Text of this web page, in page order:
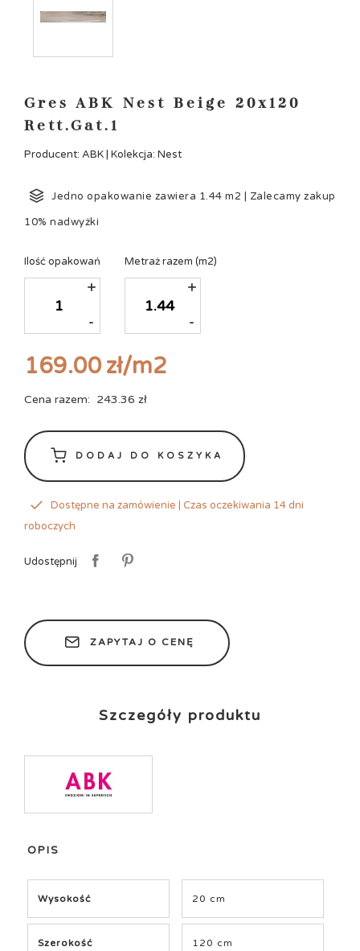
Gres ABK Nest Beige 20x120
Rett.Gat.1
Producent: ABK | Kolekcja: Nest
Jedno opakowanie zawiera 1.44 m2 | Zalecamy zakup
10% nadwyżki
Ilość opakowań
-
+
Metraż razem (m2)
-
+
zł
169.00 /m2
Cena razem: zł
243.36
DODAJ DO KOSZYKA
Dostępne na zamówienie | Czas oczekiwania 14 dni
roboczych
Udostępnij
ZAPYTAJ O CENĘ
Szczegóły produktu
OPIS
Wysokość 20 cm
Szerokość 120 cm